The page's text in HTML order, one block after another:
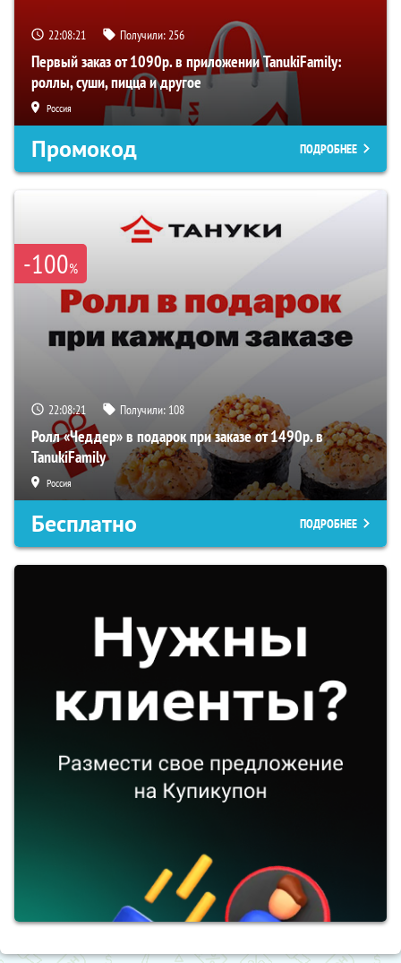
22:08:20 Получили:256
Первый заказ от 1090р. в приложении TanukiFamily:
роллы, суши, пицца и другое
Россия
Промокод ПОДРОБНЕЕ
-100%
22:08:20 Получили: 108
Ролл «Чеддер» в подарок при заказе от 1490р. в
TanukiFamily
Россия
Бесплатно ПОДРОБНЕЕ